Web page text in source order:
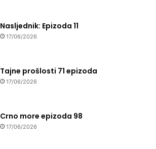
Nasljednik: Epizoda 11
17/06/2026
Tajne prošlosti 71 epizoda
17/06/2026
Crno more epizoda 98
17/06/2026